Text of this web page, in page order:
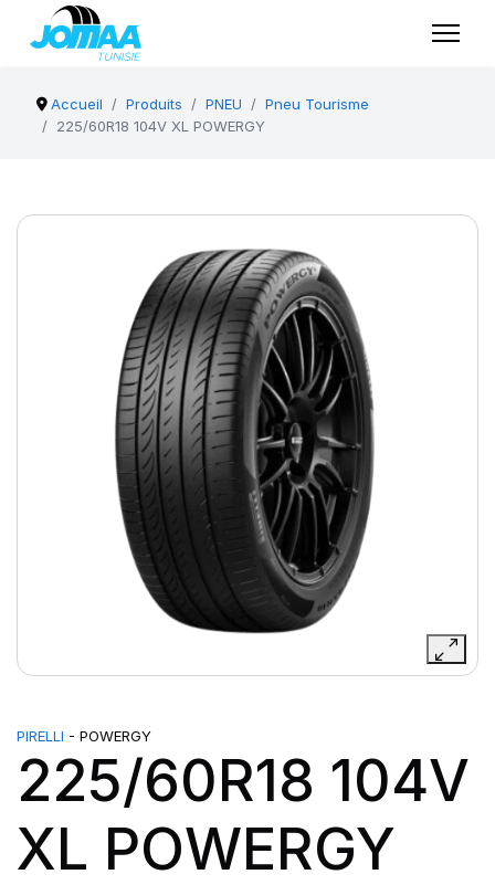
Accueil Produits PNEU
Pneu Tourisme
225/60R18 104V XL POWERGY
PIRELLI - POWERGY
225/60R18 104V
XL POWERGY